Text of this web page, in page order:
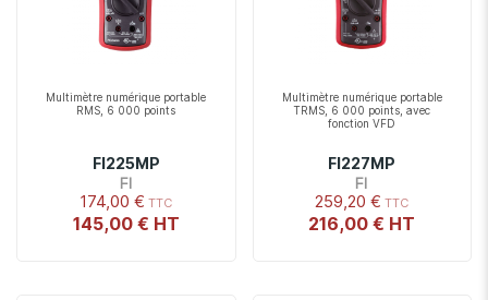
Multimètre numérique portable
RMS, 6 000 points
FI225MP
FI
174,00 €
145,00 €
Multimètre numérique portable
TRMS, 6 000 points, avec
fonction VFD
FI227MP
FI
259,20 €
216,00 €